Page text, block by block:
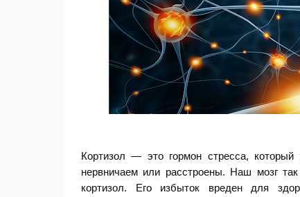
Кортизол — это гормон стресса, который
нервничаем или расстроены. Наш мозг
кортизол. Его избыток вреден для